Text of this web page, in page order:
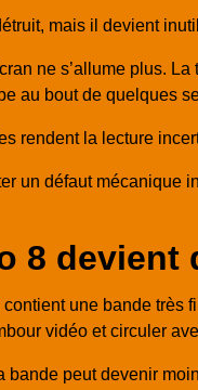
mais il devient
ne s’allume plus.
au bout de quelques
rendent la lecture
un défaut
8 devient
une bande
vidéo et circuler
peut devenir